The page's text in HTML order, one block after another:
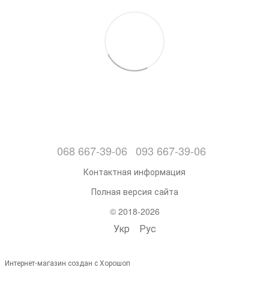
068 667-39-06 093 667-39-06
Контактная информация
Полная версия сайта
© 2018-2026
Укр Рус
Интернет-магазин создан с Хорошоп